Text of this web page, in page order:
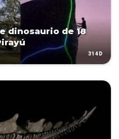
dinosaurio de 18
314D